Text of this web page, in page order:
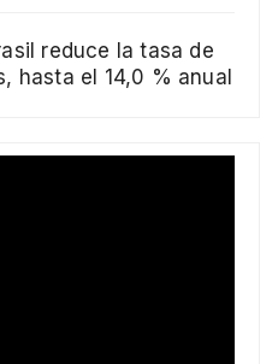
reduce la tasa de
hasta el 14,0 % anual